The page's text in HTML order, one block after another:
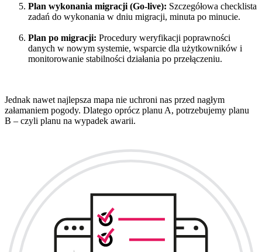
Plan wykonania migracji (Go-live): Szczegółowa checklista
zadań do wykonania w dniu migracji, minuta po minucie.
Plan po migracji: Procedury weryfikacji poprawności
danych w nowym systemie, wsparcie dla użytkowników i
monitorowanie stabilności działania po przełączeniu.
Jednak nawet najlepsza mapa nie uchroni nas przed nagłym
załamaniem pogody. Dlatego oprócz planu A, potrzebujemy planu
B – czyli planu na wypadek awarii.